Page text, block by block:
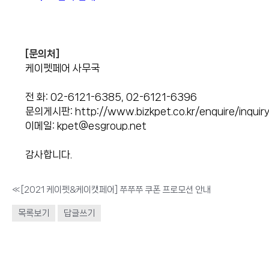
[문의처]
케이펫페어 사무국
전 화: 02-6121-6385, 02-6121-6396
문의게시판: http://www.bizkpet.co.kr/enquire/
이메일: kpet@esgroup.net
감사합니다.
« [2021 케이펫&케이캣페어] 쭈쭈쭈 쿠폰 프로모션 안내
목록보기 답글쓰기